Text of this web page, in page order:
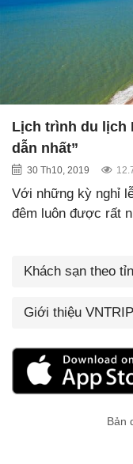
Lịch trình du lịch
dẫn nhất”
30 Th10, 2019
Với những kỳ nghỉ
đêm luôn được rất
Khách sạn theo
Giới thiệu VNTRIP
Bản